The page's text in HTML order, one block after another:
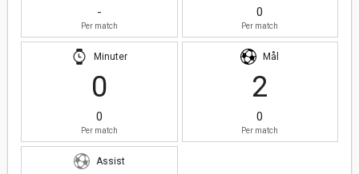
-
Per match
0
Per match
Minuter
0
0
Per match
Mål
2
0
Per match
Assist